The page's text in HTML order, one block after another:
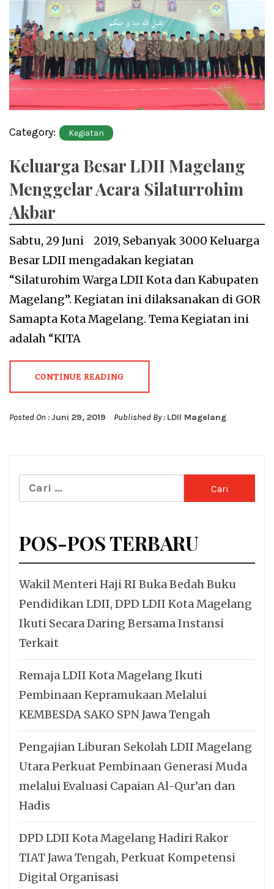
Category: Kegiatan
Keluarga Besar LDII Magelang
Menggelar Acara Silaturrohim
Akbar
Sabtu, 29 Juni 2019, Sebanyak 3000 Keluarga
Besar LDII mengadakan kegiatan
“Silaturohim Warga LDII Kota dan Kabupaten
Magelang”. Kegiatan ini dilaksanakan di GOR
Samapta Kota Magelang. Tema Kegiatan ini
adalah “KITA
CONTINUE READING
Posted On :Juni 29, 2019 Published By : LDII Magelang
Cari
untuk:
POS-POS TERBARU
Wakil Menteri Haji RI Buka Bedah Buku
Pendidikan LDII, DPD LDII Kota Magelang
Ikuti Secara Daring Bersama Instansi
Terkait
Remaja LDII Kota Magelang Ikuti
Pembinaan Kepramukaan Melalui
KEMBESDA SAKO SPN Jawa Tengah
Pengajian Liburan Sekolah LDII Magelang
Utara Perkuat Pembinaan Generasi Muda
melalui Evaluasi Capaian Al-Qur’an dan
Hadis
DPD LDII Kota Magelang Hadiri Rakor
TIAT Jawa Tengah, Perkuat Kompetensi
Digital Organisasi